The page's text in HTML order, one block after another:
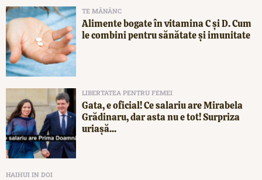
TE MĂNÂNC
Alimente bogate în vitamina C și D. Cum
le combini pentru sănătate și imunitate
LIBERTATEA PENTRU FEMEI
Gata, e oficial! Ce salariu are Mirabela
Grădinaru, dar asta nu e tot! Surpriza
uriașă...
HAIHUI IN DOI